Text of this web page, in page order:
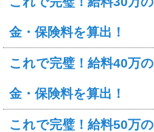
金・保険料を算出！
これで完璧！給料40万
金・保険料を算出！
これで完璧！給料50万